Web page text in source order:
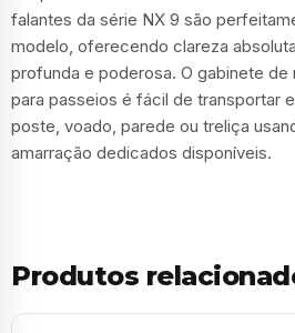
falantes da série NX 9 são
modelo, oferecendo clareza
profunda e poderosa. O gabinete
para passeios é fácil de transportar
poste, voado, parede ou treliça
amarração dedicados disponíveis.
Produtos